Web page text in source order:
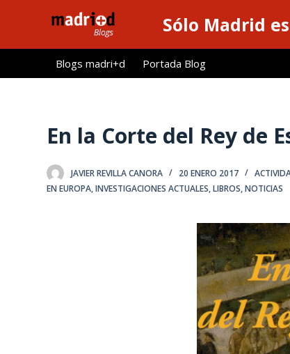
l
Sólo Madrid
Blogs madri+d Portada Blog
En la Corte del Rey de
JAVIER REVILLA CANORA 20 ENERO 2017
EN EUROPA,INVESTIGACIONES ACTUALES,LIBROS,NOTICIAS